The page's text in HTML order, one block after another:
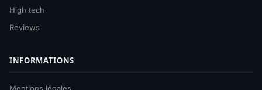
High tech
Reviews
INFORMATIONS